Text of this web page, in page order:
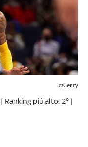
©Getty
| Ranking più alto: 2° |